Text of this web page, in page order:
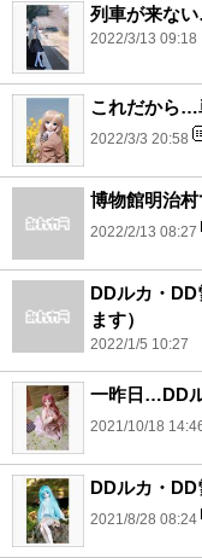
列車が来ない
2022/3/13 09:18
これだから…
2022/3/3 20:58
博物館明治
2022/2/13 08:27
DDルカ・
ます）
2022/1/5 10:27
一昨日…DD
2021/10/18
DDルカ・
2021/8/28 08:24